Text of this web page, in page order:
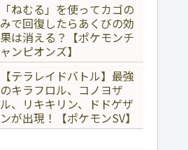
「ねむる」を使ってカゴの
みで回復したらあくびの効
果は消える？【ポケモンチ
ャンピオンズ】
【テラレイドバトル】最強
のキラフロル、コノヨザ
ル、リキキリン、ドドゲザ
ンが出現！【ポケモンSV】